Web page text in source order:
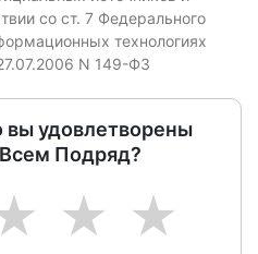
со ст. 7 Федерального
технологиях
N 149-ФЗ
вы удовлетворены
Подряд?
5
4